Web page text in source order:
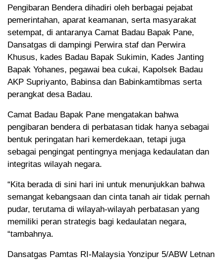
Pengibaran Bendera dihadiri oleh berbagai pejabat
pemerintahan, aparat keamanan, serta masyarakat
setempat, di antaranya Camat Badau Bapak Pane,
Dansatgas di dampingi Perwira staf dan Perwira
Khusus, kades Badau Bapak Sukimin, Kades Janting
Bapak Yohanes, pegawai bea cukai, Kapolsek Badau
AKP Supriyanto, Babinsa dan Babinkamtibmas serta
perangkat desa Badau.
Camat Badau Bapak Pane mengatakan bahwa
pengibaran bendera di perbatasan tidak hanya sebagai
bentuk peringatan hari kemerdekaan, tetapi juga
sebagai pengingat pentingnya menjaga kedaulatan dan
integritas wilayah negara.
“Kita berada di sini hari ini untuk menunjukkan bahwa
semangat kebangsaan dan cinta tanah air tidak pernah
pudar, terutama di wilayah-wilayah perbatasan yang
memiliki peran strategis bagi kedaulatan negara,
“tambahnya.
Dansatgas Pamtas RI-Malaysia Yonzipur 5/ABW Letnan